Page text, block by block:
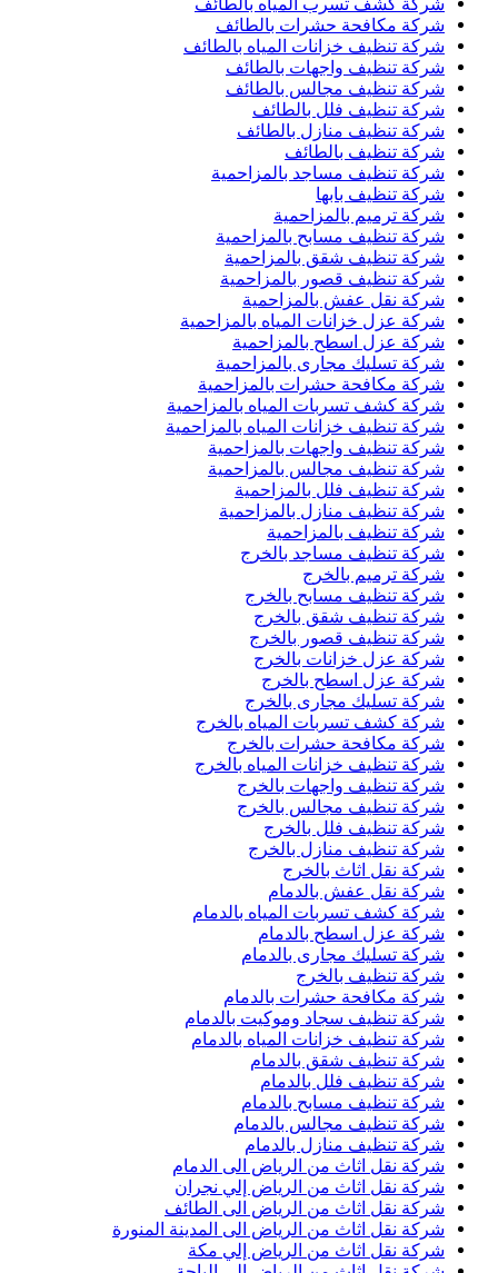
شركة كشف تسرب المياه بالطائف
شركة مكافحة حشرات بالطائف
شركة تنظيف خزانات المياه بالطائف
شركة تنظيف واجهات بالطائف
شركة تنظيف مجالس بالطائف
شركة تنظيف فلل بالطائف
شركة تنظيف منازل بالطائف
شركة تنظيف بالطائف
شركة تنظيف مساجد بالمزاحمية
شركة تنظيف بابها
شركة ترميم بالمزاحمية
شركة تنظيف مسابح بالمزاحمية
شركة تنظيف شقق بالمزاحمية
شركة تنظيف قصور بالمزاحمية
شركة نقل عفش بالمزاحمية
شركة عزل خزانات المياه بالمزاحمية
شركة عزل اسطح بالمزاحمية
شركة تسليك مجارى بالمزاحمية
شركة مكافحة حشرات بالمزاحمية
شركة كشف تسربات المياه بالمزاحمية
شركة تنظيف خزانات المياه بالمزاحمية
شركة تنظيف واجهات بالمزاحمية
شركة تنظيف مجالس بالمزاحمية
شركة تنظيف فلل بالمزاحمية
شركة تنظيف منازل بالمزاحمية
شركة تنظيف بالمزاحمية
شركة تنظيف مساجد بالخرج
شركة ترميم بالخرج
شركة تنظيف مسابح بالخرج
شركة تنظيف شقق بالخرج
شركة تنظيف قصور بالخرج
شركة عزل خزانات بالخرج
شركة عزل اسطح بالخرج
شركة تسليك مجارى بالخرج
شركة كشف تسربات المياه بالخرج
شركة مكافحة حشرات بالخرج
شركة تنظيف خزانات المياه بالخرج
شركة تنظيف واجهات بالخرج
شركة تنظيف مجالس بالخرج
شركة تنظيف فلل بالخرج
شركة تنظيف منازل بالخرج
شركة نقل اثاث بالخرج
شركة نقل عفش بالدمام
شركة كشف تسربات المياه بالدمام
شركة عزل اسطح بالدمام
شركة تسليك مجارى بالدمام
شركة تنظيف بالخرج
شركة مكافحة حشرات بالدمام
شركة تنظيف سجاد وموكيت بالدمام
شركة تنظيف خزانات المياه بالدمام
شركة تنظيف شقق بالدمام
شركة تنظيف فلل بالدمام
شركة تنظيف مسابح بالدمام
شركة تنظيف مجالس بالدمام
شركة تنظيف منازل بالدمام
شركة نقل اثاث من الرياض الى الدمام
شركة نقل اثاث من الرياض إلي نجران
شركة نقل اثاث من الرياض الى الطائف
شركة نقل اثاث من الرياض الى المدينة المنورة
شركة نقل اثاث من الرياض إلي مكة